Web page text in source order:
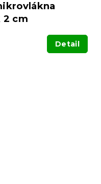
2 cm
Detail